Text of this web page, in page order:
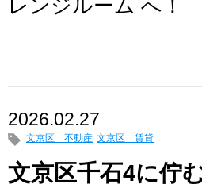
レンジルーム へ！
2026.02.27
文京区 不動産 文京区 賃貸
文京区千石4に佇